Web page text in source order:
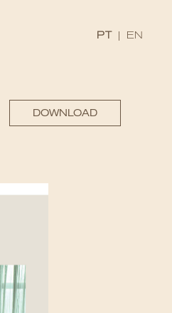
PT EN
DOWNLOAD